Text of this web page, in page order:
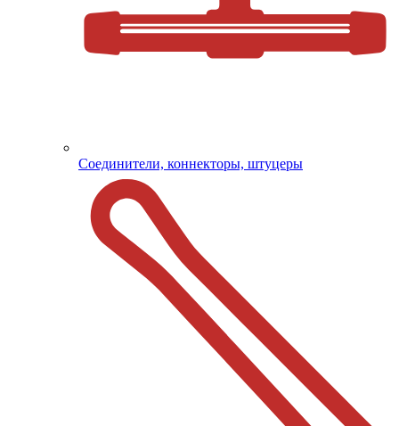
Соединители, коннекторы, штуцеры